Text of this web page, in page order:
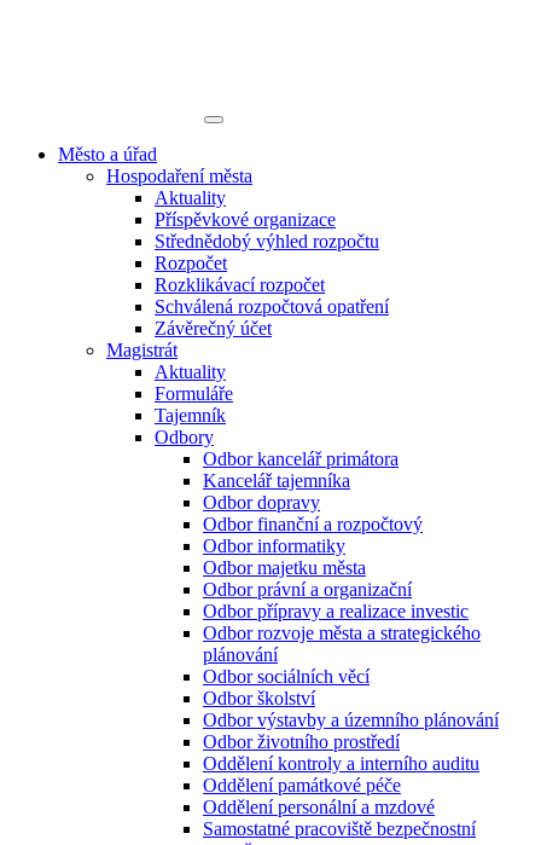
Město a úřad
Hospodaření města
Aktuality
Příspěvkové organizace
Střednědobý výhled rozpočtu
Rozpočet
Rozklikávací rozpočet
Schválená rozpočtová opatření
Závěrečný účet
Magistrát
Aktuality
Formuláře
Tajemník
Odbory
Odbor kancelář primátora
Kancelář tajemníka
Odbor dopravy
Odbor finanční a rozpočtový
Odbor informatiky
Odbor majetku města
Odbor právní a organizační
Odbor přípravy a realizace investic
Odbor rozvoje města a strategického
plánování
Odbor sociálních věcí
Odbor školství
Odbor výstavby a územního plánování
Odbor životního prostředí
Oddělení kontroly a interního auditu
Oddělení památkové péče
Oddělení personální a mzdové
Samostatné pracoviště bezpečnostní